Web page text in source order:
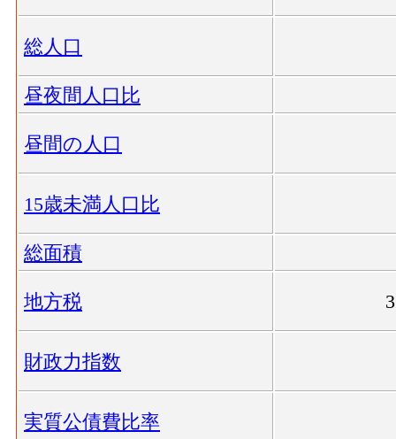
総人口
昼夜間人口比
昼間の人口
15歳未満人口比
総面積
地方税
財政力指数
実質公債費比率